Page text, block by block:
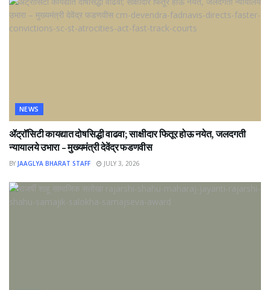
NEWS
ॲट्रॉसिटी कायद्यात दोषसिद्धी वाढवा; साक्षीदार फितूर होऊ नयेत, जलदगती
न्यायालये उभारा – मुख्यमंत्री देवेंद्र फडणवीस
BY JAAGLYA BHARAT STAFF JULY 3, 2026